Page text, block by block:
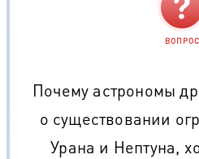
ВОПРОС
Почему астрономы
о существовании
Урана и Нептуна,